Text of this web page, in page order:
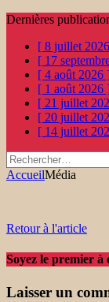
Dernières
[ 8 juillet
[ 17
[ 4 août 2026
[ 1 août 2026
[ 21 juillet
[ 20 juillet
[ 14 juillet
Rechercher :
AccueilMédia
Retour à l'article
Soyez le premier à
Laisser un